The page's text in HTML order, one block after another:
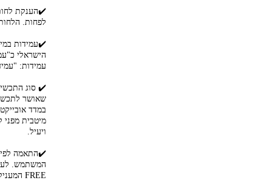
לפחות.
✔️עמידות
הישראלי
עמידות: "עמיד במים" – למשך 40
שאושר
במדד
מיטבית
ויעיל.
✔️התאמה לפי
FREE המעניקים מראה מט, לילדים ותינוקות תכשירים ייעודיים לעור עדין ורגיש במיוחד וכו'.